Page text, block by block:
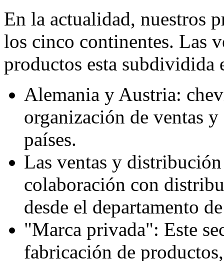
En la actualidad, nuestros
los cinco continentes. Las
productos esta subdividida
Alemania y Austria:
organización de ventas
países.
Las ventas y
colaboración con
desde el departamento
"Marca privada": Este
fabricación de